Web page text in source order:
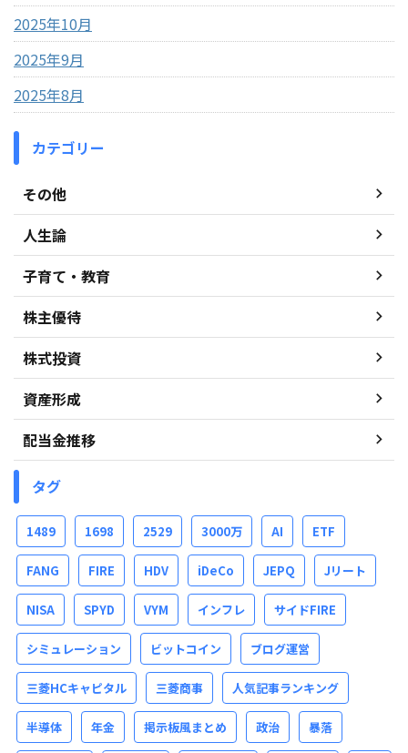
2025年10月
2025年9月
2025年8月
カテゴリー
その他
人生論
子育て・教育
株主優待
株式投資
資産形成
配当金推移
タグ
1489 1698 2529 3000万 AI ETF
FANG FIRE HDV iDeCo JEPQ Jリート
NISA SPYD VYM インフレ サイドFIRE
シミュレーション ビットコイン ブログ運営
三菱HCキャピタル 三菱商事 人気記事ランキング
半導体 年金 掲示板風まとめ 政治 暴落